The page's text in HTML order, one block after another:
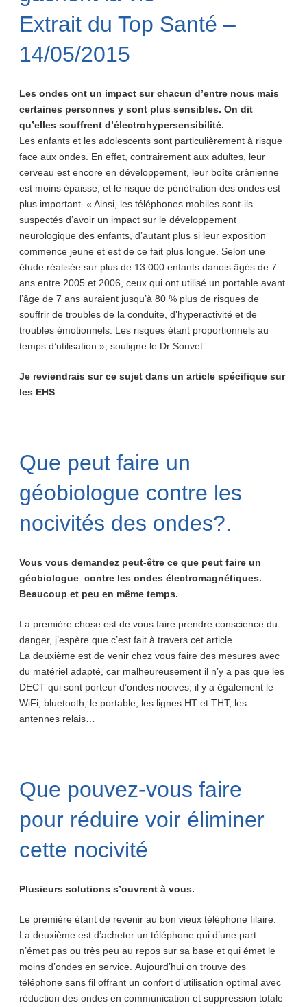
Extrait du Top Santé –
14/05/2015
Les ondes ont un impact sur chacun d’entre nous mais
certaines personnes y sont plus sensibles. On dit
qu’elles souffrent d’électrohypersensibilité.
Les enfants et les adolescents sont particulièrement à risque
face aux ondes. En effet, contrairement aux adultes, leur
cerveau est encore en développement, leur boîte crânienne
est moins épaisse, et le risque de pénétration des ondes est
plus important. « Ainsi, les téléphones mobiles sont-ils
suspectés d’avoir un impact sur le développement
neurologique des enfants, d’autant plus si leur exposition
commence jeune et est de ce fait plus longue. Selon une
étude réalisée sur plus de 13 000 enfants danois âgés de 7
ans entre 2005 et 2006, ceux qui ont utilisé un portable avant
l’âge de 7 ans auraient jusqu’à 80 % plus de risques de
souffrir de troubles de la conduite, d’hyperactivité et de
troubles émotionnels. Les risques étant proportionnels au
temps d’utilisation », souligne le Dr Souvet.
Je reviendrais sur ce sujet dans un article spécifique sur
les EHS
Que peut faire un
géobiologue contre les
nocivités des ondes?.
Vous vous demandez peut-être ce que peut faire un
géobiologue contre les ondes électromagnétiques.
Beaucoup et peu en même temps.
La première chose est de vous faire prendre conscience du
danger, j’espère que c’est fait à travers cet article.
La deuxième est de venir chez vous faire des mesures avec
du matériel adapté, car malheureusement il n’y a pas que les
DECT qui sont porteur d’ondes nocives, il y a également le
WiFi, bluetooth, le portable, les lignes HT et THT, les
antennes relais…
Que pouvez-vous faire
pour réduire voir éliminer
cette nocivité
Plusieurs solutions s’ouvrent à vous.
Le première étant de revenir au bon vieux téléphone filaire.
La deuxième est d’acheter un téléphone qui d’une part
n’émet pas ou très peu au repos sur sa base et qui émet le
moins d’ondes en service. Aujourd’hui on trouve des
téléphone sans fil offrant un confort d’utilisation optimal avec
réduction des ondes en communication et suppression totale